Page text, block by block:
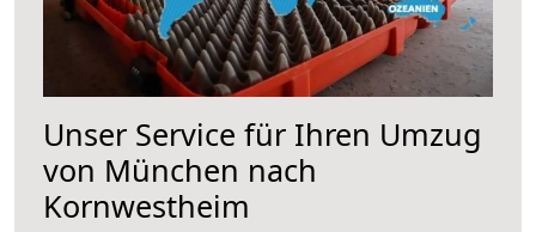
Unser Service für Ihren Umzug
von München nach
Kornwestheim